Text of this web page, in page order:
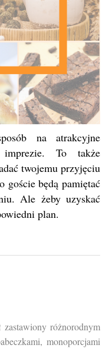
na atrakcyjne
imprezie. To także
twojemu przyjęciu
goście będą pamiętać
Ale żeby uzyskać
plan.
różnorodnym
monoporcjami